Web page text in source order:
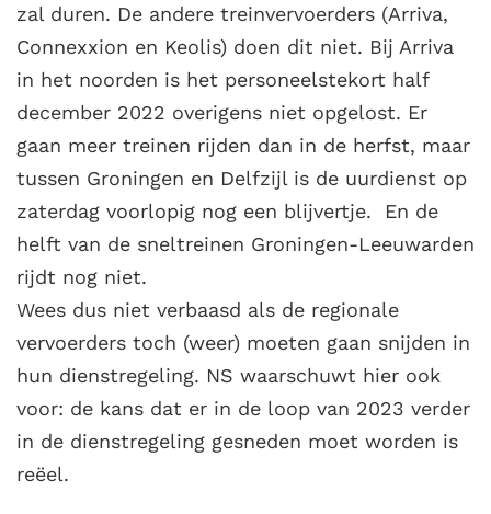
zal duren. De andere treinvervoerders (Arriva,
Connexxion en Keolis) doen dit niet. Bij Arriva
in het noorden is het personeelstekort half
december 2022 overigens niet opgelost. Er
gaan meer treinen rijden dan in de herfst, maar
tussen Groningen en Delfzijl is de uurdienst op
zaterdag voorlopig nog een blijvertje. En de
helft van de sneltreinen Groningen-Leeuwarden
rijdt nog niet.
Wees dus niet verbaasd als de regionale
vervoerders toch (weer) moeten gaan snijden in
hun dienstregeling. NS waarschuwt hier ook
voor: de kans dat er in de loop van 2023 verder
in de dienstregeling gesneden moet worden is
reëel.